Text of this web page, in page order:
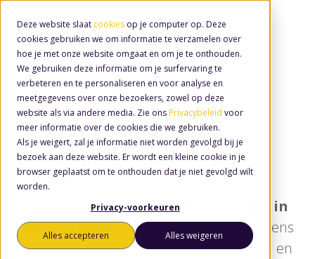
Deze website slaat cookies op je computer op. Deze
cookies gebruiken we om informatie te verzamelen over
hoe je met onze website omgaat en om je te onthouden.
We gebruiken deze informatie om je surfervaring te
verbeteren en te personaliseren en voor analyse en
meetgegevens over onze bezoekers, zowel op deze
website als via andere media. Zie ons Privacybeleid voor
meer informatie over de cookies die we gebruiken.
Als je weigert, zal je informatie niet worden gevolgd bij je
bezoek aan deze website. Er wordt een kleine cookie in je
browser geplaatst om te onthouden dat je niet gevolgd wilt
worden.
Privacy-voorkeuren
Alles accepteren Alles weigeren
Download Whitepaper
Wij hebben een whitepaper voor je
zienswijze rondomCommon Ground in
de Overheidsmarktuitleggen. Lees eens
rustig na wat er allemaal bij komt kijken en